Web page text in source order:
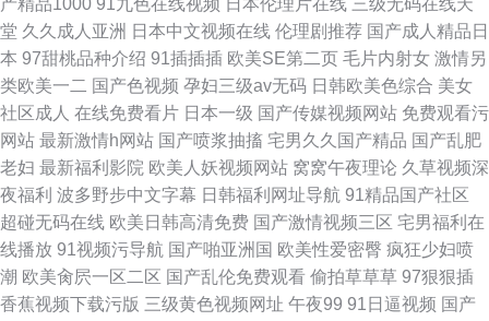
产精品1000 91九色在线视频 日本伦理片在线 三级无码在线天
堂 久久成人亚洲 日本中文视频在线 伦理剧推荐 国产成人精品日
本 97甜桃品种介绍 91插插插 欧美SE第二页 毛片内射女 激情另
类欧美一二 国产色视频 孕妇三级av无码 日韩欧美色综合 美女
社区成人 在线免费看片 日本一级 国产传媒视频网站 免费观看污
网站 最新激情h网站 国产喷浆抽搐 宅男久久国产精品 国产乱肥
老妇 最新福利影院 欧美人妖视频网站 窝窝午夜理论 久草视频深
夜福利 波多野步中文字幕 日韩福利网址导航 91精品国产社区
超碰无码在线 欧美日韩高清免费 国产激情视频三区 宅男福利在
线播放 91视频污导航 国产啪亚洲国 欧美性爱密臀 疯狂少妇喷
潮 欧美肏屄一区二区 国产乱伦免费观看 偷拍草草草 97狠狠插
香蕉视频下载污版 三级黄色视频网址 午夜99 91日逼视频 国产